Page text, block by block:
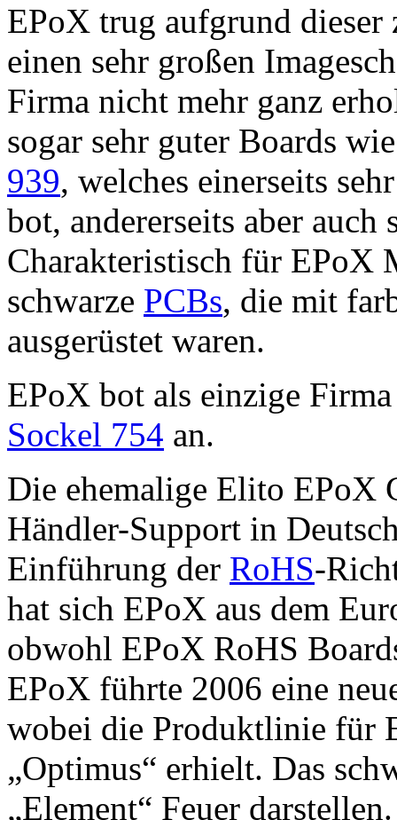
EPoX trug aufgrund
einen sehr großen
Firma nicht mehr ganz
sogar sehr guter Boards
939, welches einerseits
bot, andererseits aber
Charakteristisch für EPoX
schwarze PCBs, die mit
ausgerüstet waren.
EPoX bot als einzige
Sockel 754 an.
Die ehemalige Elito EPoX
Händler-Support in
Einführung der RoHS-
hat sich EPoX aus dem
obwohl EPoX RoHS
EPoX führte 2006 eine
wobei die Produktlinie für
„Optimus“ erhielt. Das
„Element“ Feuer darstellen.